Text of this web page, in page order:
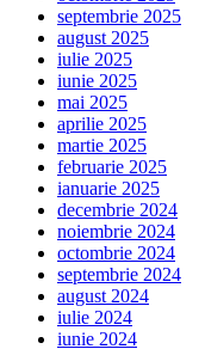
septembrie 2025
august 2025
iulie 2025
iunie 2025
mai 2025
aprilie 2025
martie 2025
februarie 2025
ianuarie 2025
decembrie 2024
noiembrie 2024
octombrie 2024
septembrie 2024
august 2024
iulie 2024
iunie 2024